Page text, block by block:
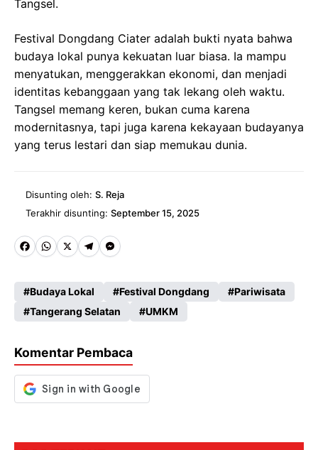
Tangsel.
Festival Dongdang Ciater adalah bukti nyata bahwa
budaya lokal punya kekuatan luar biasa. Ia mampu
menyatukan, menggerakkan ekonomi, dan menjadi
identitas kebanggaan yang tak lekang oleh waktu.
Tangsel memang keren, bukan cuma karena
modernitasnya, tapi juga karena kekayaan budayanya
yang terus lestari dan siap memukau dunia.
Disunting oleh: S. Reja
Terakhir disunting: September 15, 2025
Fa
b
o
k
W
ts
A
p
X
Te
gr
a
M
se
n
er
Budaya Lokal Festival Dongdang
Pariwisata
Tangerang Selatan
UMKM
Komentar Pembaca